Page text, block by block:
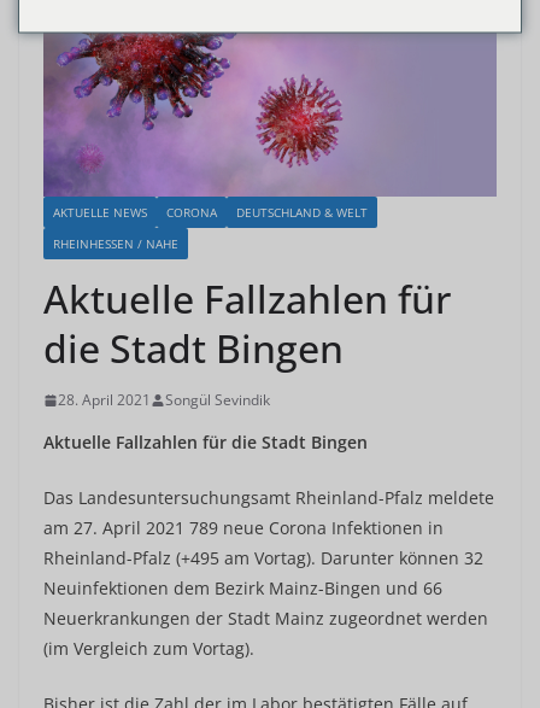
AKTUELLE NEWS CORONA
DEUTSCHLAND & WELT
RHEINHESSEN / NAHE
Aktuelle Fallzahlen für
die Stadt Bingen
28. April 2021 Songül Sevindik
Aktuelle Fallzahlen für die Stadt Bingen
Das Landesuntersuchungsamt Rheinland-Pfalz meldete
am 27. April 2021 789 neue Corona Infektionen in
Rheinland-Pfalz (+495 am Vortag). Darunter können 32
Neuinfektionen dem Bezirk Mainz-Bingen und 66
Neuerkrankungen der Stadt Mainz zugeordnet werden
(im Vergleich zum Vortag).